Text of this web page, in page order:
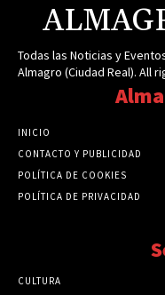
Todas las Noticias y
Almagro (Ciudad Real). All
INICIO
CONTACTO Y PUBLICIDAD
POLÍTICA DE COOKIES
POLÍTICA DE PRIVACIDAD
CULTURA